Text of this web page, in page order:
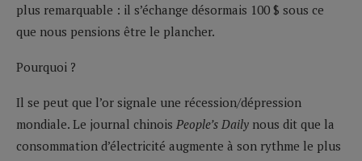
plus remarquable : il s’échange désormais 100 $ sous ce
que nous pensions être le plancher.
Pourquoi ?
Il se peut que l’or signale une récession/dépression
mondiale. Le journal chinois People’s Daily nous dit que la
consommation d’électricité augmente à son rythme le plus